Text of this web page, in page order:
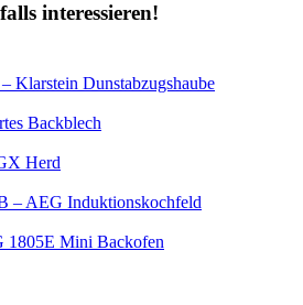
interessieren!
Klarstein Dunstabzugshaube
Backblech
Herd
– AEG Induktionskochfeld
1805E Mini Backofen